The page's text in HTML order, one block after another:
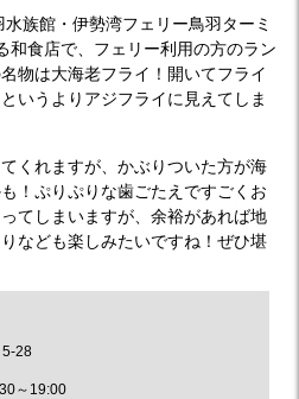
族館・伊勢湾フェリー鳥羽ターミ
和食店で、フェリー利用の方のラン
物は大海老フライ！開いてフライ
いうよりアジフライに見えてしま
くれますが、かぶりついた方が海
！ぷりぷりな歯ごたえですごくお
てしまいますが、余裕があれば地
なども楽しみたいですね！ぜひ堪
5-28
～19:00